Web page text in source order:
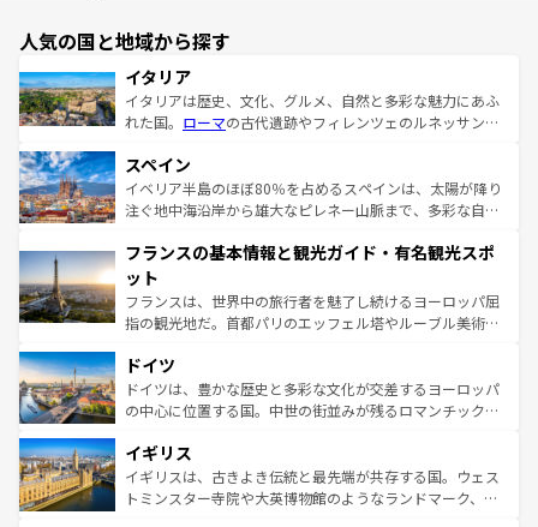
人気の国と地域から探す
イタリア
イタリアは歴史、文化、グルメ、自然と多彩な魅力にあふ
れた国。 ローマの古代遺跡やフィレンツェのルネッサンス
ろん、トスカーナの美しい田園風景やアマルフィ海岸の絶
景など、自然景観も見逃せない。観光の合間には、本場の
ピザやパスタなど、絶品のイタリア料理を堪能することも
ませてくれるイタリアで、忘れられない旅をしてみよう！
なお、新着のイタリア情報は
しい。
スペイン
イベリア半島のほぼ80％を占めるスペインは、太陽が降り
注ぐ地中海沿岸から雄大なピレネー山脈まで、多彩な自然
文化が根付くこの国では、情熱的なフラメンコ、熱気あふ
れる闘牛、そして美味しいタパスが生活の一部となってい
る。首都マドリードの洗練された雰囲気や、バルセロナの
アートに溢れた街角から、地方では古代ローマ遺跡や中世
せる。地方によって風土や気候が異なるスペインはその個
性で訪れる人を魅了する。 なお、新着のスペイン情報は コ
ンテンツ一覧を参照してほしい。
フランスの基本情報と観光ガイド・有名観光スポ
ット
フランスは、世界中の旅行者を魅了し続けるヨーロッパ屈
指の観光地だ。首都パリのエッフェル塔やルーブル美術館
で、幅広い魅力が詰まっている。華麗な宮殿、歴史的な大
聖堂、美しいビーチ、そして豊かな自然が、訪れる者を心
から魅了する。また、フランスは美食の国としても知ら
いる。シャンパンの発祥地であるランス、プロヴァンスの
香り高いラベンダー畑など、多彩な楽しみ方が可能だ。さ
らに、パリ以外の地域にも魅力が溢れており、どの街角に
ドイツ
ドイツは、豊かな歴史と多彩な文化が交差するヨーロッパ
の中心に位置する国。中世の街並みが残るロマンチック街
顔を持つこの国は、どこを歩いても飽きることがない。ベ
ルリンの文化的活気、バイエルン州のアルプスの絶景、そ
してライン川沿いのワイン畑といった風景は必見。ビール
イギリス
イギリスは、古きよき伝統と最先端が共存する国。ウェス
トミンスター寺院や大英博物館のようなランドマーク、歴